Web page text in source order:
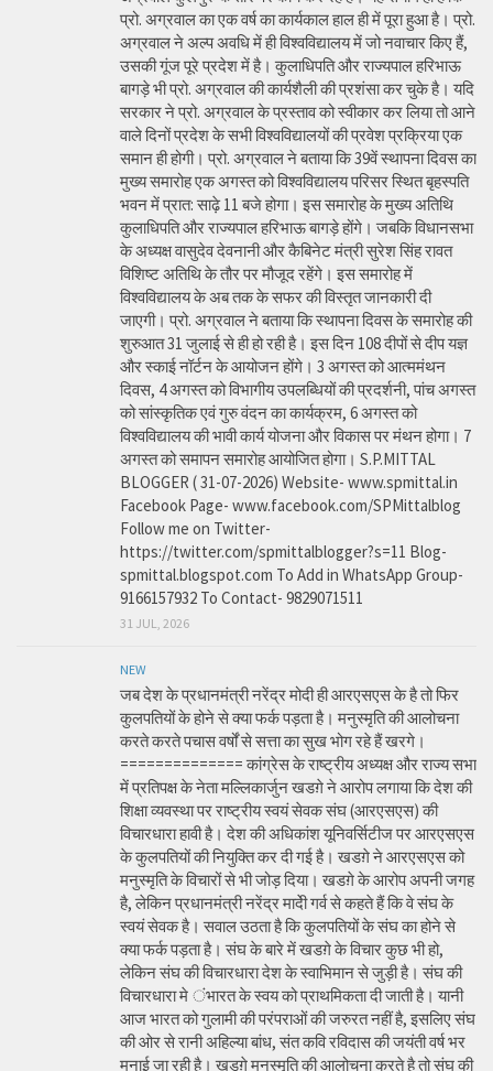
प्रो. अग्रवाल का एक वर्ष का कार्यकाल हाल ही में पूरा हुआ है। प्रो.
अग्रवाल ने अल्प अवधि में ही विश्वविद्यालय में जो नवाचार किए हैं,
उसकी गूंज पूरे प्रदेश में है। कुलाधिपति और राज्यपाल हरिभाऊ
बागड़े भी प्रो. अग्रवाल की कार्यशैली की प्रशंसा कर चुके है। यदि
सरकार ने प्रो. अग्रवाल के प्रस्ताव को स्वीकार कर लिया तो आने
वाले दिनों प्रदेश के सभी विश्वविद्यालयों की प्रवेश प्रक्रिया एक
समान ही होगी। प्रो. अग्रवाल ने बताया कि 39वें स्थापना दिवस का
मुख्य समारोह एक अगस्त को विश्वविद्यालय परिसर स्थित बृहस्पति
भवन में प्रात: साढ़े 11 बजे होगा। इस समारोह के मुख्य अतिथि
कुलाधिपति और राज्यपाल हरिभाऊ बागड़े होंगे। जबकि विधानसभा
के अध्यक्ष वासुदेव देवनानी और कैबिनेट मंत्री सुरेश सिंह रावत
विशिष्ट अतिथि के तौर पर मौजूद रहेंगे। इस समारोह में
विश्वविद्यालय के अब तक के सफर की विस्तृत जानकारी दी
जाएगी। प्रो. अग्रवाल ने बताया कि स्थापना दिवस के समारोह की
शुरुआत 31 जुलाई से ही हो रही है। इस दिन 108 दीपों से दीप यज्ञ
और स्काई नॉर्टन के आयोजन होंगे। 3 अगस्त को आत्ममंथन
दिवस, 4 अगस्त को विभागीय उपलब्धियों की प्रदर्शनी, पांच अगस्त
को सांस्कृतिक एवं गुरु वंदन का कार्यक्रम, 6 अगस्त को
विश्वविद्यालय की भावी कार्य योजना और विकास पर मंथन होगा। 7
अगस्त को समापन समारोह आयोजित होगा। S.P.MITTAL
BLOGGER ( 31-07-2026) Website- www.spmittal.in
Facebook Page- www.facebook.com/SPMittalblog
Follow me on Twitter-
https://twitter.com/spmittalblogger?s=11 Blog-
spmittal.blogspot.com To Add in WhatsApp Group-
9166157932 To Contact- 9829071511
31 JUL, 2026
NEW
जब देश के प्रधानमंत्री नरेंद्र मोदी ही आरएसएस के है तो फिर
कुलपतियों के होने से क्या फर्क पड़ता है। मनुस्मृति की आलोचना
करते करते पचास वर्षों से सत्ता का सुख भोग रहे हैं खरगे।
============== कांग्रेस के राष्ट्रीय अध्यक्ष और राज्य सभा
में प्रतिपक्ष के नेता मल्लिकार्जुन खडग़े ने आरोप लगाया कि देश की
शिक्षा व्यवस्था पर राष्ट्रीय स्वयं सेवक संघ (आरएसएस) की
विचारधारा हावी है। देश की अधिकांश यूनिवर्सिटीज पर आरएसएस
के कुलपतियों की नियुक्ति कर दी गई है। खडग़े ने आरएसएस को
मनुस्मृति के विचारों से भी जोड़ दिया। खडग़े के आरोप अपनी जगह
है, लेकिन प्रधानमंत्री नरेंद्र मादेी गर्व से कहते हैं कि वे संघ के
स्वयं सेवक है। सवाल उठता है कि कुलपतियों के संघ का होने से
क्या फर्क पड़ता है। संघ के बारे में खडग़े के विचार कुछ भी हो,
लेकिन संघ की विचारधारा देश के स्वाभिमान से जुड़ी है। संघ की
विचारधारा मे ंभारत के स्वय को प्राथमिकता दी जाती है। यानी
आज भारत को गुलामी की परंपराओं की जरुरत नहीं है, इसलिए संघ
की ओर से रानी अहिल्या बांध, संत कवि रविदास की जयंती वर्ष भर
मनाई जा रही है। खडग़े मनुस्मृति की आलोचना करते है तो संघ की